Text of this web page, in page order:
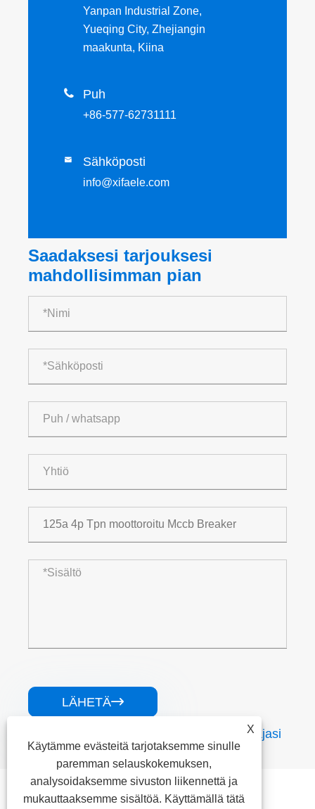
Yanpan Industrial Zone,
Yueqing City, Zhejiangin
maakunta, Kiina
 Puh
+86-577-62731111
 Sähköposti
info@xifaele.com
Saadaksesi tarjouksesi
mahdollisimman pian
LÄHETÄ
XiFa on luotettava sähkölaitteiden toimittajasi
Liittyvät tuotteet
X
Käytämme evästeitä tarjotaksemme sinulle
paremman selauskokemuksen,
analysoidaksemme sivuston liikennettä ja
mukauttaaksemme sisältöä. Käyttämällä tätä